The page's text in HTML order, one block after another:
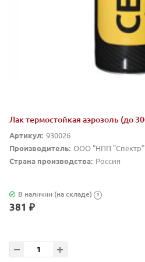
Лак термостойкая аэрозоль (до
Артикул: 930026
Производитель: ООО "НПП "Спектр"
Страна производства: Россия
В наличии (на складе) ?
381 ₽